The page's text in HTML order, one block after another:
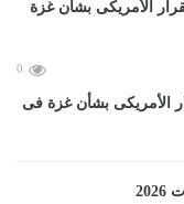
0
الأمريكى بشأن غزة فى